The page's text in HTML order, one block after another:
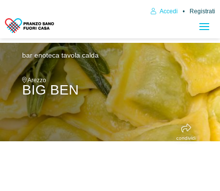
Accedi Registrati
bar enoteca tavola calda
Arezzo
BIG BEN
condividi